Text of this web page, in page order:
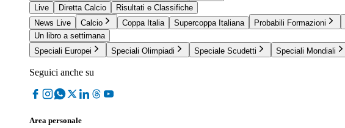
Live
Diretta Calcio
Risultati e Classifiche
News Live
Calcio Coppa Italia Supercoppa Italiana Probabili Formazioni
Un libro a settimana
Speciali Europei
Speciali Olimpiadi Speciale Scudetti Speciali Mondiali
Seguici anche su
Area personale